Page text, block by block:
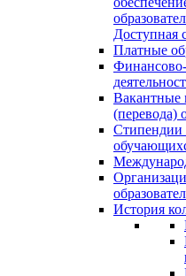
Доступная
Платные
Финансово-
Вакантные
(перевода)
Стипендии
История